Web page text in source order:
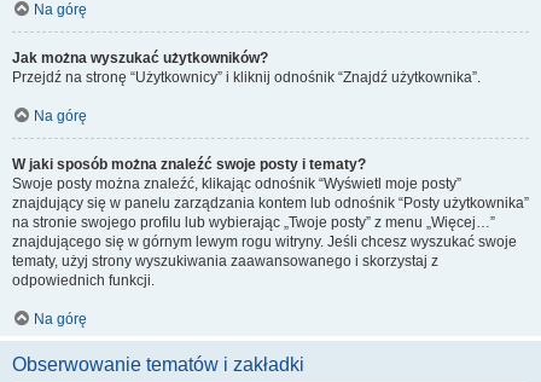
Na górę
Jak można wyszukać użytkowników?
Przejdź na stronę “Użytkownicy” i kliknij odnośnik “Znajdź użytkownika”.
Na górę
W jaki sposób można znaleźć swoje posty i tematy?
Swoje posty można znaleźć, klikając odnośnik “Wyświetl moje posty”
znajdujący się w panelu zarządzania kontem lub odnośnik “Posty użytkownika”
na stronie swojego profilu lub wybierając „Twoje posty” z menu „Więcej…”
znajdującego się w górnym lewym rogu witryny. Jeśli chcesz wyszukać swoje
tematy, użyj strony wyszukiwania zaawansowanego i skorzystaj z
odpowiednich funkcji.
Na górę
Obserwowanie tematów i zakładki